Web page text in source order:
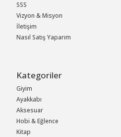
SSS
Vizyon & Misyon
İletişim
Nasıl Satış Yaparım
Kategoriler
Giyim
Ayakkabı
Aksesuar
Hobi & Eğlence
Kitap